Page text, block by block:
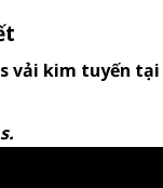
vải kim tuyến